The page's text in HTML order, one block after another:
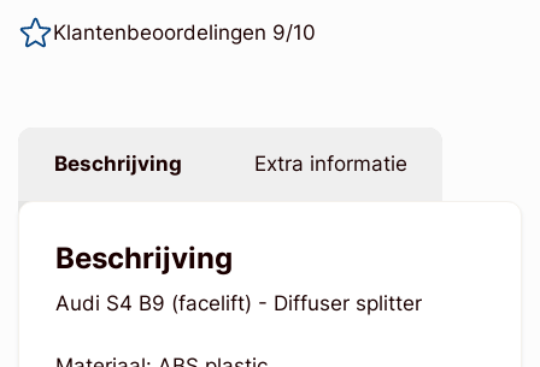
Klantenbeoordelingen 9/10
Beschrijving Extra informatie
Beschrijving
Audi S4 B9 (facelift) - Diffuser splitter